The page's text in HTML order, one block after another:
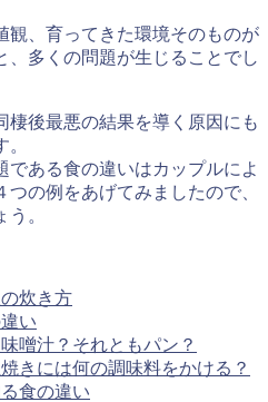
観、育ってきた環境そのものが
、多くの問題が生じることでし
棲後最悪の結果を導く原因にも
ある食の違いはカップルによ
の例をあげてみましたので、
。
炊き方
い
噌汁？それともパン？
きには何の調味料をかける？
食の違い